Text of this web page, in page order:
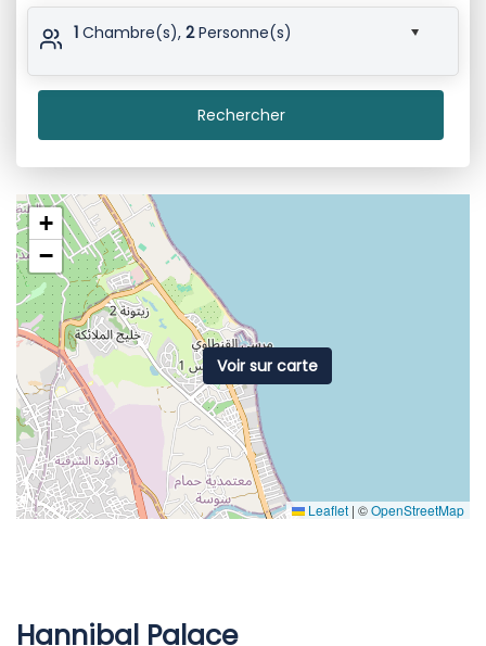
1 Chambre(s),2Personne(s)
Rechercher
+
−
Leaflet | ©OpenStreetMap
Voir sur carte
Hannibal Palace